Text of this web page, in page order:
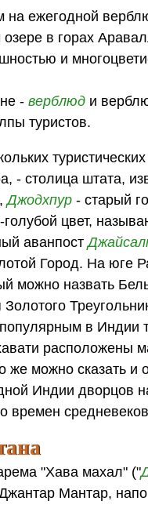
на ежегодной
в горах
и
-верблюд и
туристов.
- столица штата,
Джодхпур - старый
цвет,
аванпост
Город. На юге
можно назвать
в Индии
расположены
же можно сказать и
Индии дворцов
времен
"Хава махал" ("
Мантар,